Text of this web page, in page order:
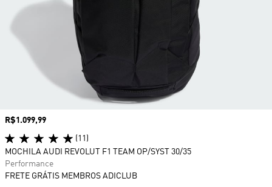
Preço
R$1.099,99
(11)
MOCHILA AUDI REVOLUT F1 TEAM OP/SYST 30/35
Performance
FRETE GRÁTIS MEMBROS ADICLUB